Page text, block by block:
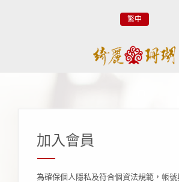
繁中
加入會員
為確保個人隱私及符合個資法規範，帳號